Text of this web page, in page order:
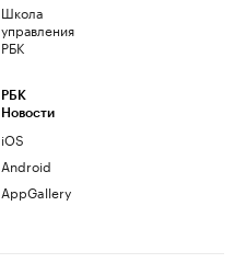
Школа
управления
РБК
РБК
Новости
iOS
Android
AppGallery